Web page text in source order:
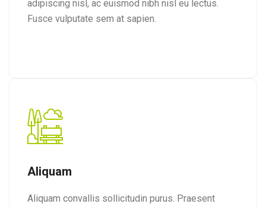
adipiscing nisl, ac euismod nibh nisl eu lectus.
Fusce vulputate sem at sapien.
Aliquam
Aliquam convallis sollicitudin purus. Praesent